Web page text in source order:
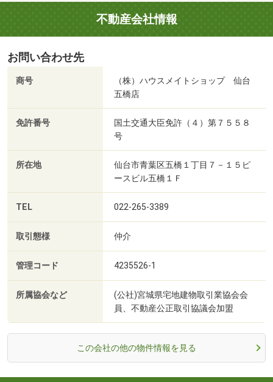
不動産会社情報
お問い合わせ先
商号
（株）ハウスメイトショップ 仙台
五橋店
免許番号
国土交通大臣免許（４）第７５５８
号
所在地
仙台市青葉区五橋１丁目７－１５ピ
ースビル五橋１Ｆ
TEL 022-265-3389
取引態様 仲介
管理コード 4235526-1
所属協会など
(公社)宮城県宅地建物取引業協会会
員、不動産公正取引協議会加盟
この会社の他の物件情報を見る